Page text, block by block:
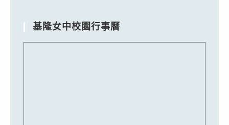
基隆女中校園行事曆